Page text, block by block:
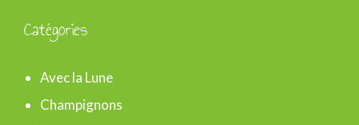
e
r
Catégories
Avec la Lune
Champignons